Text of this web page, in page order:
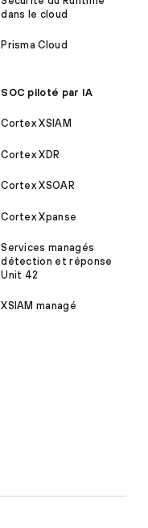
dans le cloud
Prisma Cloud
SOC piloté par IA
Cortex XSIAM
Cortex XDR
Cortex XSOAR
Cortex Xpanse
Services managés
détection et réponse
Unit 42
XSIAM managé